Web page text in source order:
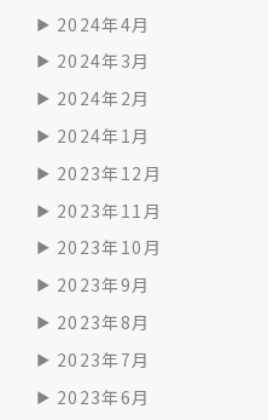
2024年4月
2024年3月
2024年2月
2024年1月
2023年12月
2023年11月
2023年10月
2023年9月
2023年8月
2023年7月
2023年6月